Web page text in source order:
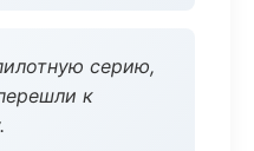
серию,
к